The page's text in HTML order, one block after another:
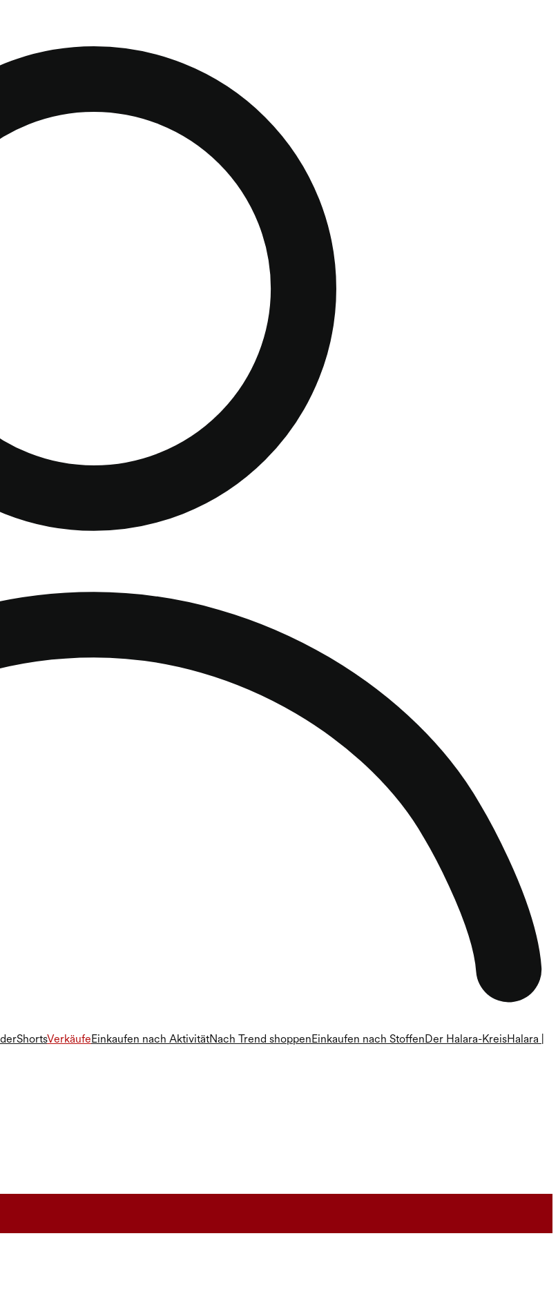
ShortsVerkäufeEinkaufen nach AktivitätNach Trend shoppenEinkaufen nach StoffenDer Halara-KreisHalara |